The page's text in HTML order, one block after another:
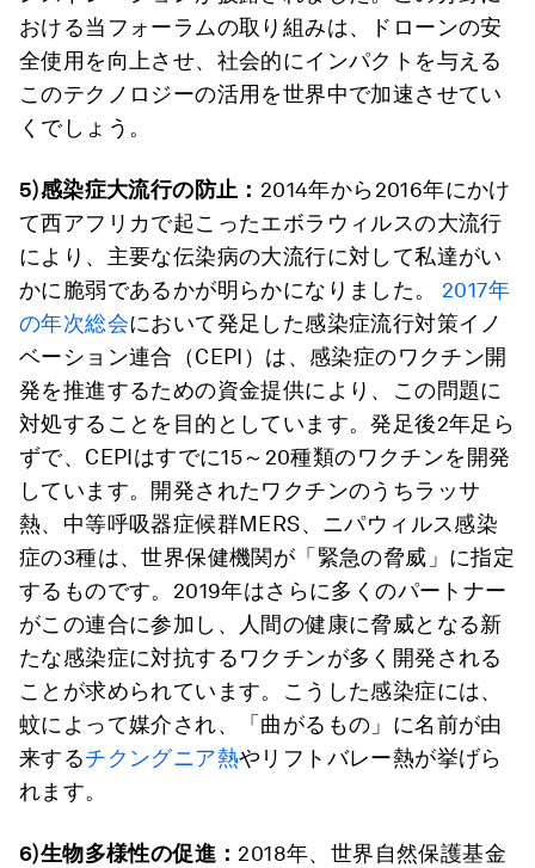
おける当フォーラムの取り組みは、ドローンの安
全使用を向上させ、社会的にインパクトを与える
このテクノロジーの活用を世界中で加速させてい
くでしょう。
5)感染症大流行の防止： 2014年から2016年にかけ
て西アフリカで起こったエボラウィルスの大流行
により、主要な伝染病の大流行に対して私達がい
かに脆弱であるかが明らかになりました。
2017年
の年次総会において発足した感染症流行対策イノ
ベーション連合（CEPI）は、感染症のワクチン開
発を推進するための資金提供により、この問題に
対処することを目的としています。発足後2年足ら
ずで、CEPIはすでに15～20種類のワクチンを開発
しています。開発されたワクチンのうちラッサ
熱、中等呼吸器症候群MERS、ニパウィルス感染
症の3種は、世界保健機関が「緊急の脅威」に指定
するものです。2019年はさらに多くのパートナー
がこの連合に参加し、人間の健康に脅威となる新
たな感染症に対抗するワクチンが多く開発される
ことが求められています。こうした感染症には、
蚊によって媒介され、「曲がるもの」に名前が由
来するチクングニア熱やリフトバレー熱が挙げら
れます。
6)生物多様性の促進： 2018年、世界自然保護基金